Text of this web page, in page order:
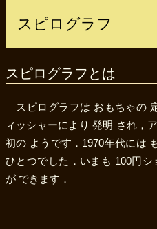
スピログラフ
スピログラフとは
スピログラフは おもちゃの
ィッシャーにより 発明 され，
初の ようです．1970年代には
ひとつでした．いまも 100円
が できます．